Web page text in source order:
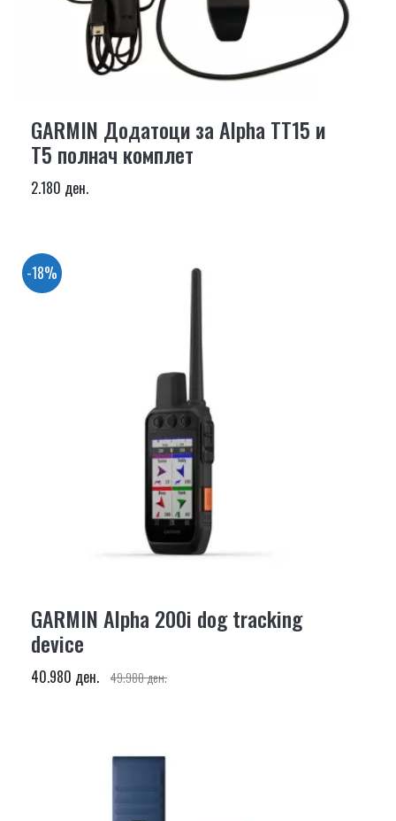
GARMIN Додатоци за Alpha TT15 и
T5 полнач комплет
2.180 ден.
-18%
GARMIN Alpha 200i dog tracking
device
40.980 ден. 49.980 ден.